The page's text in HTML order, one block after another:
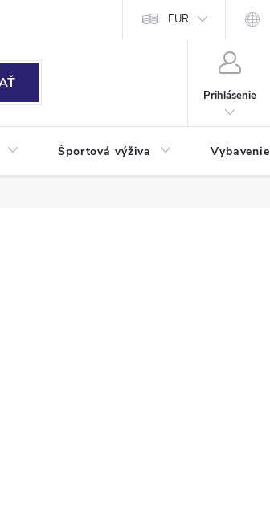
EUR
Prihlásenie
Športová výživa Vybavenie